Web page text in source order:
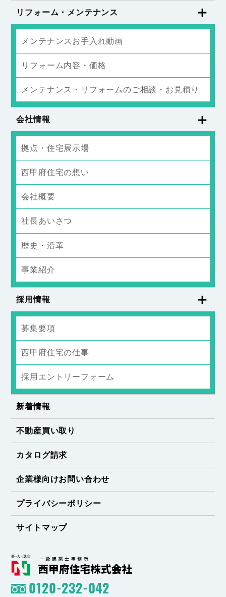
リフォーム・メンテナンス
メンテナンスお手入れ動画
リフォーム内容・価格
メンテナンス・リフォームのご相談・お見積り
会社情報
拠点・住宅展示場
西甲府住宅の想い
会社概要
社長あいさつ
歴史・沿革
事業紹介
採用情報
募集要項
西甲府住宅の仕事
採用エントリーフォーム
新着情報
不動産買い取り
カタログ請求
企業様向けお問い合わせ
プライバシーポリシー
サイトマップ
0120-232-042